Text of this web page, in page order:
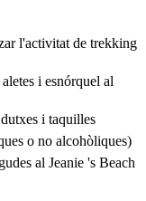
l'activitat de trekking
i esnórquel al
i taquilles
o no alcohòliques)
al Jeanie 's Beach